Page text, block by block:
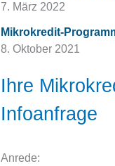
7. März 2022
Mikrokredit-
8. Oktober 2021
Ihre
Infoanfrage
Anrede: